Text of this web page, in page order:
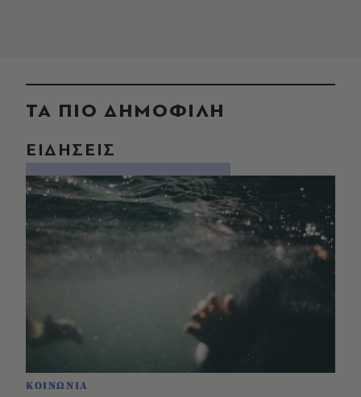
ΤΑ ΠΙΟ ΔΗΜΟΦΙΛΗ
ΕΙΔΗΣΕΙΣ
ΚΟΙΝΩΝΙΑ